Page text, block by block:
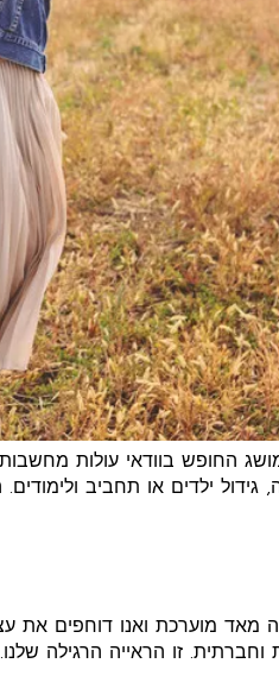
החופש בוודאי עולות
ילדים או תחביב
מאד מוערכת ואנו דוחפים
וחברתית. זו הראייה הרגילה